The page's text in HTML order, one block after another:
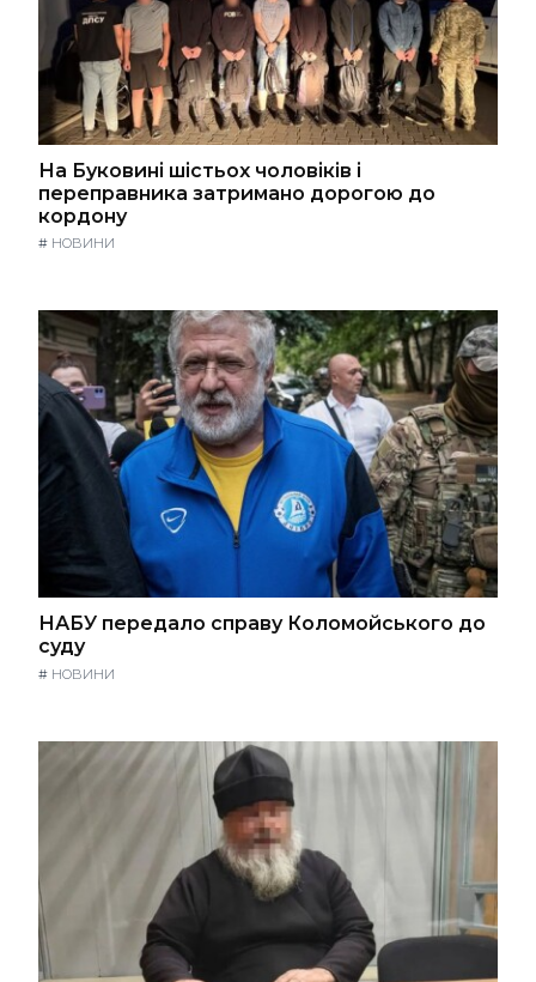
На Буковині шістьох чоловіків і
переправника затримано дорогою до
кордону
# НОВИНИ
НАБУ передало справу Коломойського до
суду
# НОВИНИ